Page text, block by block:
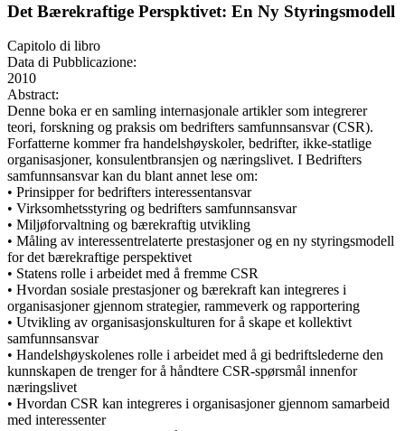
Det Bærekraftige Perspktivet: En Ny Styringsmodell
Capitolo di libro
Data di Pubblicazione:
2010
Abstract:
Denne boka er en samling internasjonale artikler som integrerer
teori, forskning og praksis om bedrifters samfunnsansvar (CSR).
Forfatterne kommer fra handelshøyskoler, bedrifter, ikke-statlige
organisasjoner, konsulentbransjen og næringslivet. I Bedrifters
samfunnsansvar kan du blant annet lese om:
• Prinsipper for bedrifters interessentansvar
• Virksomhetsstyring og bedrifters samfunnsansvar
• Miljøforvaltning og bærekraftig utvikling
• Måling av interessentrelaterte prestasjoner og en ny styringsmodell
for det bærekraftige perspektivet
• Statens rolle i arbeidet med å fremme CSR
• Hvordan sosiale prestasjoner og bærekraft kan integreres i
organisasjoner gjennom strategier, rammeverk og rapportering
• Utvikling av organisasjonskulturen for å skape et kollektivt
samfunnsansvar
• Handelshøyskolenes rolle i arbeidet med å gi bedriftslederne den
kunnskapen de trenger for å håndtere CSR-spørsmål innenfor
næringslivet
• Hvordan CSR kan integreres i organisasjoner gjennom samarbeid
med interessenter